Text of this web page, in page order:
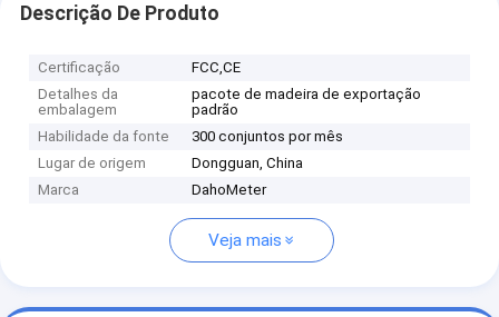
Descrição De Produto
Certificação
FCC,CE
Detalhes da
embalagem
pacote de madeira de exportação
padrão
Habilidade da fonte
300 conjuntos por mês
Lugar de origem
Dongguan, China
Marca
DahoMeter
Veja mais